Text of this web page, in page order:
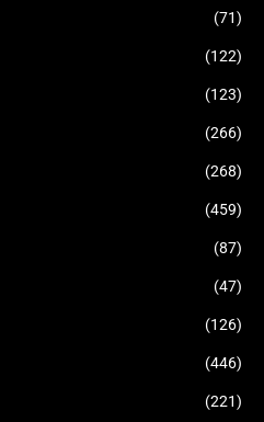
(71)
(122)
(123)
(266)
(268)
(459)
(87)
(47)
(126)
(446)
(221)